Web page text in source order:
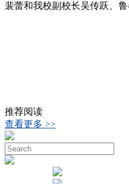
裴蕾和我校副校长吴传跃、鲁
推荐阅读
查看更多 >>